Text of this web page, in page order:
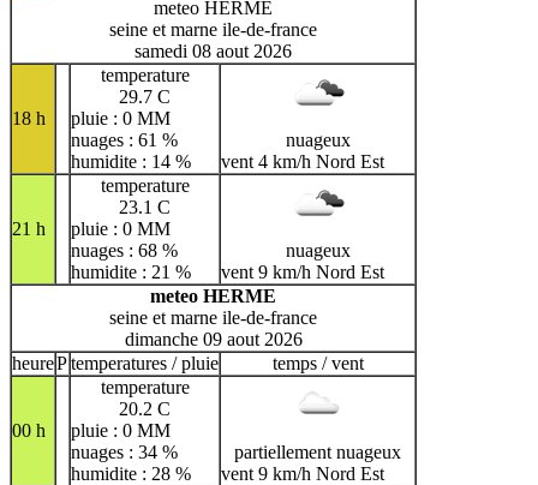
meteo HERME
seine et marne ile-de-france
samedi 08 aout 2026
18 h
temperature
29.7 C
pluie : 0 MM
nuages : 61 %
humidite : 14 %
nuageux
vent 4 km/h Nord Est
21 h
temperature
23.1 C
pluie : 0 MM
nuages : 68 %
humidite : 21 %
nuageux
vent 9 km/h Nord Est
meteo HERME
seine et marne ile-de-france
dimanche 09 aout 2026
heurePtemperatures / pluie temps / vent
00 h
temperature
20.2 C
pluie : 0 MM
nuages : 34 %
humidite : 28 %
partiellement nuageux
vent 9 km/h Nord Est